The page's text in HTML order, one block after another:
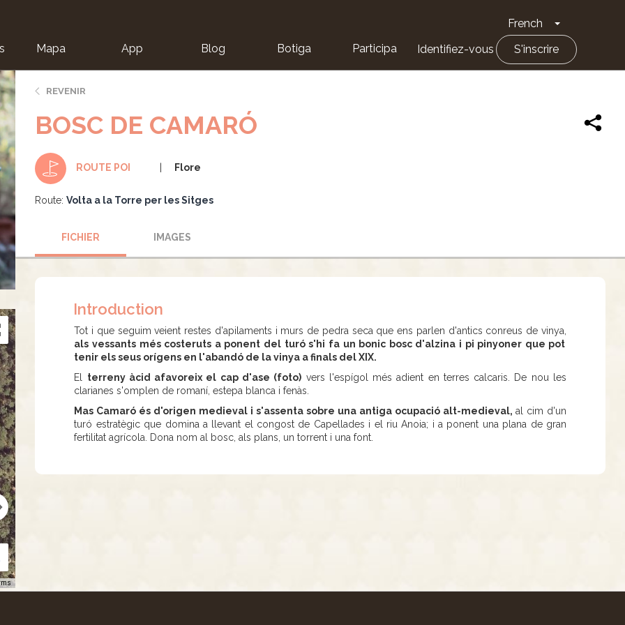
French Toggle
Mapa App Blog Botiga Participa Identifiez-vous S'inscrire
REVENIR
BOSC DE CAMARÓ
ROUTE POI Flore
Route: Volta a la Torre per les Sitges
FICHIER IMAGES
Introduction
Tot i que seguim veient restes d'apilaments i murs de pedra seca que ens parlen d'antics conreus de vinya,
als vessants més costeruts a ponent del turó s'hi fa un bonic bosc d'alzina i pi pinyoner que pot
tenir els seus orígens en l'abandó de la vinya a finals del XIX.
El terreny àcid afavoreix el cap d'ase (foto) vers l'espígol més adient en terres calcaris. De nou les
clarianes s'omplen de romaní, estepa blanca i fenàs.
Mas Camaró és d'origen medieval i s'assenta sobre una antiga ocupació alt-medieval,al cim d'un
turó estratègic que domina a llevant el congost de Capellades i el riu Anoia; i a ponent una plana de gran
fertilitat agrícola. Dona nom al bosc, als plans, un torrent i una font.